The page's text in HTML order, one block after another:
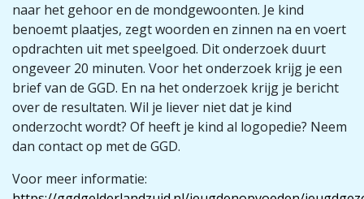
naar het gehoor en de mondgewoonten. Je kind
benoemt plaatjes, zegt woorden en zinnen na en voert
opdrachten uit met speelgoed. Dit onderzoek duurt
ongeveer 20 minuten. Voor het onderzoek krijg je een
brief van de GGD. En na het onderzoek krijg je bericht
over de resultaten. Wil je liever niet dat je kind
onderzocht wordt? Of heeft je kind al logopedie? Neem
dan contact op met de GGD.
Voor meer informatie: